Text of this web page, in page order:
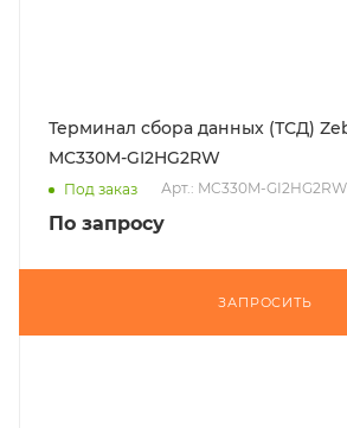
Терминал сбора данных (ТСД)
MC330M-GI2HG2RW
Под заказ Арт.: MC330M-GI2HG2RW
По запросу
ЗАПРОСИТЬ